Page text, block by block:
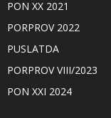
PON XX 2021
PORPROV 2022
PUSLATDA
PORPROV VIII/2023
PON XXI 2024